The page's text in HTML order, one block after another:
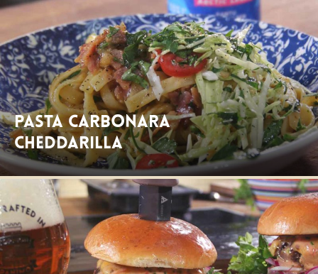
Pasta Carbonara
Cheddarilla